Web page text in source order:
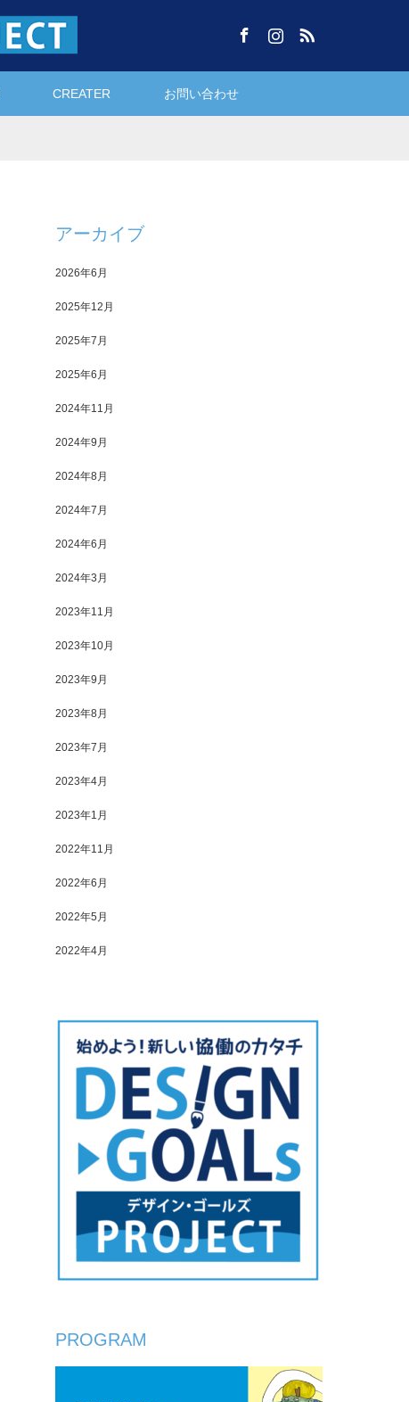
Facebook
CREATER お問い合わせ
アーカイブ
2026年6月
2025年12月
2025年7月
2025年6月
2024年11月
2024年9月
2024年8月
2024年7月
2024年6月
2024年3月
2023年11月
2023年10月
2023年9月
2023年8月
2023年7月
2023年4月
2023年1月
2022年11月
2022年6月
2022年5月
2022年4月
PROGRAM